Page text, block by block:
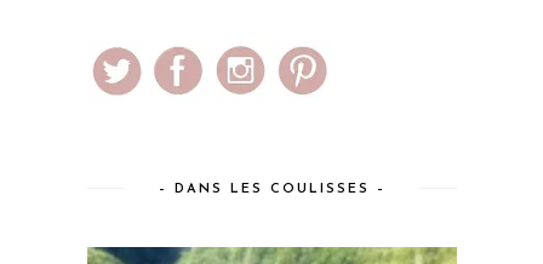
– DANS LES COULISSES –